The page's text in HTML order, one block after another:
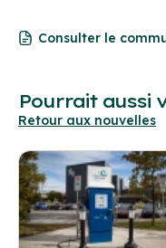
Consulter le
Pourrait aussi
Retour aux nouvelles